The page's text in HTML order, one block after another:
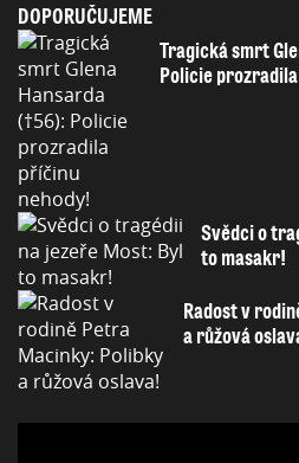
DOPORUČUJEME
Tragická smrt
Policie
Svědci o
to masakr!
Radost v
a růžová